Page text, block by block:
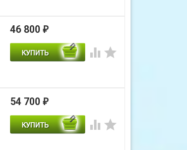
46 800 ₽
 
54 700 ₽
 